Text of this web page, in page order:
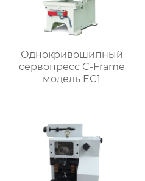
Однокривошипный
сервопресс C-Frame
модель EC1